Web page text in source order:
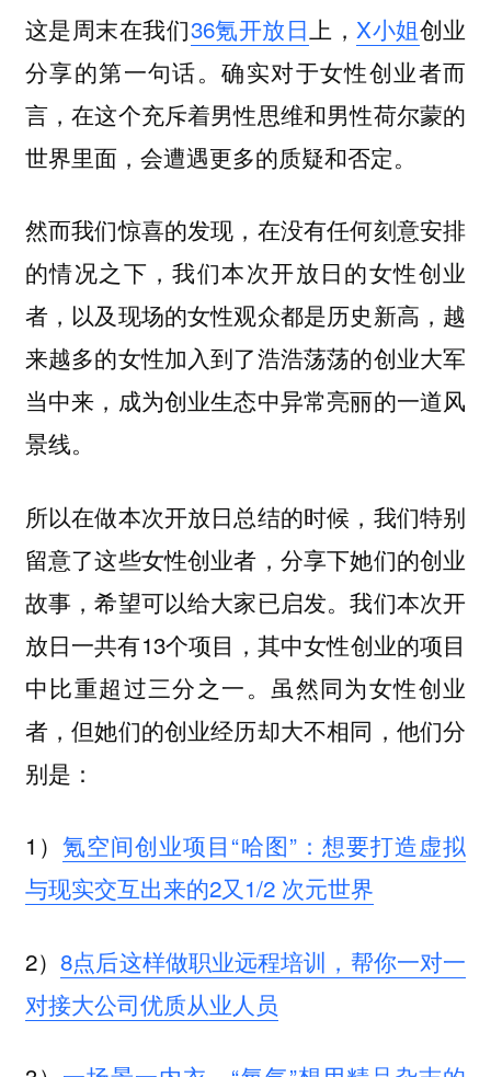
这是周末在我们36氪开放日 上， X小姐创业
分享的第一句话。确实对于女性创业者而
言，在这个充斥着男性思维和男性荷尔蒙的
世界里面，会遭遇更多的质疑和否定。
然而我们惊喜的发现，在没有任何刻意安排
的情况之下，我们本次开放日的女性创业
者，以及现场的女性观众都是历史新高，越
来越多的女性加入到了浩浩荡荡的创业大军
当中来，成为创业生态中异常亮丽的一道风
景线。
所以在做本次开放日总结的时候，我们特别
留意了这些女性创业者，分享下她们的创业
故事，希望可以给大家已启发。我们本次开
放日一共有13个项目，其中女性创业的项目
中比重超过三分之一。虽然同为女性创业
者，但她们的创业经历却大不相同，他们分
别是：
1）氪空间创业项目“哈图”：想要打造虚拟
与现实交互出来的2又1/2 次元世界
2）8点后这样做职业远程培训，帮你一对一
对接大公司优质从业人员